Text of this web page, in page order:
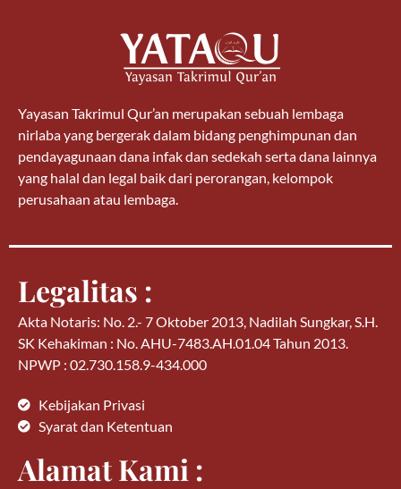
Yayasan Takrimul Qur’an merupakan sebuah lembaga
nirlaba yang bergerak dalam bidang penghimpunan dan
pendayagunaan dana infak dan sedekah serta dana lainnya
yang halal dan legal baik dari perorangan, kelompok
perusahaan atau lembaga.
Legalitas :
Akta Notaris: No. 2.- 7 Oktober 2013, Nadilah Sungkar, S.H.
SK Kehakiman : No. AHU-7483.AH.01.04 Tahun 2013.
NPWP : 02.730.158.9-434.000
Kebijakan Privasi
Syarat dan Ketentuan
Alamat Kami :